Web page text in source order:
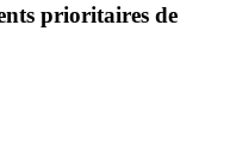
prioritaires de